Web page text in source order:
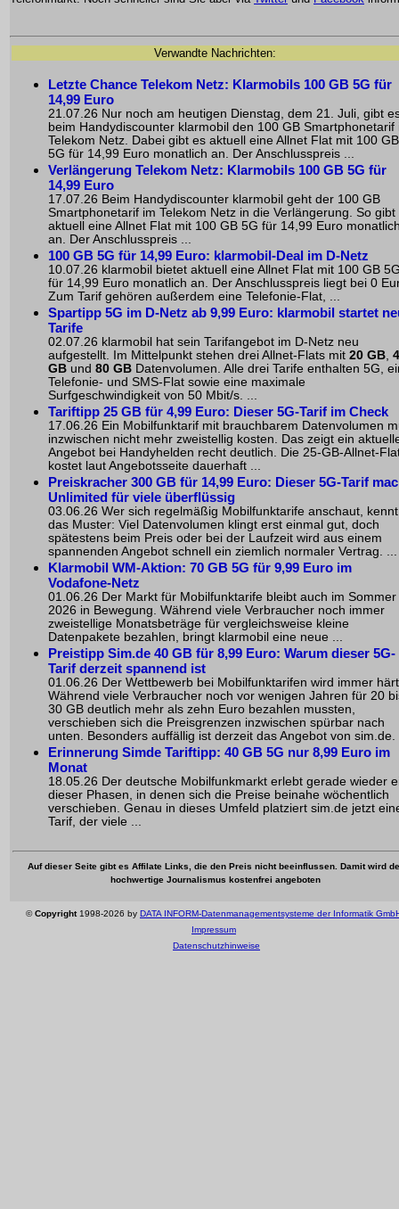
Verwandte Nachrichten:
Letzte Chance Telekom Netz: Klarmobils 100 GB 5G für
14,99 Euro
21.07.26 Nur noch am heutigen Dienstag, dem 21. Juli, gibt
beim Handydiscounter klarmobil den 100 GB Smartphonetarif
Telekom Netz. Dabei gibt es aktuell eine Allnet Flat mit 100 GB
5G für 14,99 Euro monatlich an. Der Anschlusspreis ...
Verlängerung Telekom Netz: Klarmobils 100 GB 5G für
14,99 Euro
17.07.26 Beim Handydiscounter klarmobil geht der 100 GB
Smartphonetarif im Telekom Netz in die Verlängerung. So gibt
aktuell eine Allnet Flat mit 100 GB 5G für 14,99 Euro
an. Der Anschlusspreis ...
100 GB 5G für 14,99 Euro: klarmobil-Deal im D-Netz
10.07.26 klarmobil bietet aktuell eine Allnet Flat mit 100 GB
für 14,99 Euro monatlich an. Der Anschlusspreis liegt bei 0
Zum Tarif gehören außerdem eine Telefonie-Flat, ...
Spartipp 5G im D-Netz ab 9,99 Euro: klarmobil startet
Tarife
02.07.26 klarmobil hat sein Tarifangebot im D-Netz neu
aufgestellt. Im Mittelpunkt stehen drei Allnet-Flats mit 20 GB
GB und 80 GB Datenvolumen. Alle drei Tarife enthalten 5G,
Telefonie- und SMS-Flat sowie eine maximale
Surfgeschwindigkeit von 50 Mbit/s. ...
Tariftipp 25 GB für 4,99 Euro: Dieser 5G-Tarif im Check
17.06.26 Ein Mobilfunktarif mit brauchbarem Datenvolumen
inzwischen nicht mehr zweistellig kosten. Das zeigt ein
Angebot bei Handyhelden recht deutlich. Die 25-GB-Allnet-
kostet laut Angebotsseite dauerhaft ...
Preiskracher 300 GB für 14,99 Euro: Dieser 5G-Tarif
Unlimited für viele überflüssig
03.06.26 Wer sich regelmäßig Mobilfunktarife anschaut, kennt
das Muster: Viel Datenvolumen klingt erst einmal gut, doch
spätestens beim Preis oder bei der Laufzeit wird aus einem
spannenden Angebot schnell ein ziemlich normaler Vertrag. ...
Klarmobil WM-Aktion: 70 GB 5G für 9,99 Euro im
Vodafone-Netz
01.06.26 Der Markt für Mobilfunktarife bleibt auch im Sommer
2026 in Bewegung. Während viele Verbraucher noch immer
zweistellige Monatsbeträge für vergleichsweise kleine
Datenpakete bezahlen, bringt klarmobil eine neue ...
Preistipp Sim.de 40 GB für 8,99 Euro: Warum dieser 5G-
Tarif derzeit spannend ist
01.06.26 Der Wettbewerb bei Mobilfunktarifen wird immer
Während viele Verbraucher noch vor wenigen Jahren für 20
30 GB deutlich mehr als zehn Euro bezahlen mussten,
verschieben sich die Preisgrenzen inzwischen spürbar nach
unten. Besonders auffällig ist derzeit das Angebot von sim.de.
Erinnerung Simde Tariftipp: 40 GB 5G nur 8,99 Euro im
Monat
18.05.26 Der deutsche Mobilfunkmarkt erlebt gerade wieder
dieser Phasen, in denen sich die Preise beinahe wöchentlich
verschieben. Genau in dieses Umfeld platziert sim.de jetzt
Tarif, der viele ...
Auf dieser Seite gibt es Affilate Links, die den Preis nicht beeinflussen. Damit wird
hochwertige Journalismus kostenfrei angeboten
©Copyright1998-2026 by DATA INFORM-Datenmanagementsysteme der Informatik
Impressum
Datenschutzhinweise